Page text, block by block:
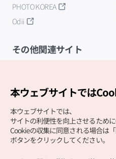
PHOTO KOREA
Odii
その他関連サイト
本ウェブサイトでは
本ウェブサイトでは、
サイトの利便性を向上させるために
Cookieの収集に同意される場合は「
ボタンをクリックしてください。